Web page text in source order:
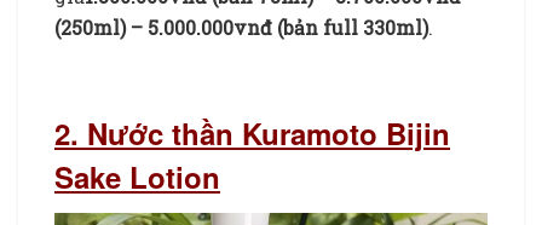
(250ml) – 5.000.000vnđ (bản full 330ml).
2. Nước thần Kuramoto Bijin
Sake Lotion